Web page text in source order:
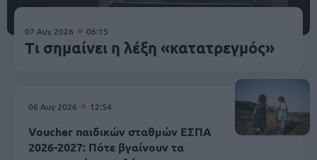
07 Αυγ 2026 06:15
Τι σημαίνει η λέξη «κατατρεγμός»
06 Αυγ 2026 12:54
Voucher παιδικών σταθμών ΕΣΠΑ
2026-2027: Πότε βγαίνουν τα